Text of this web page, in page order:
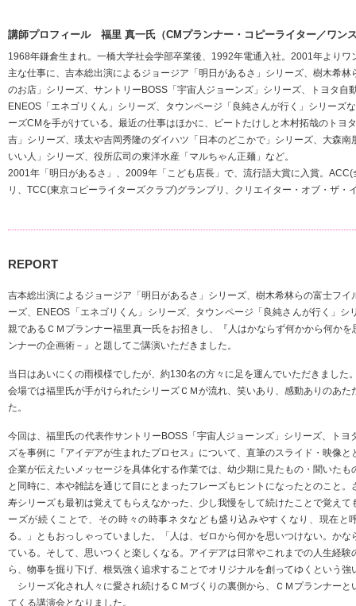
講師プロフィール 福里 真一氏（CMプランナー・コピーライター／ワン
1968年鎌倉生まれ。一橋大学社会学部卒業後、1992年電通入社。2001年よりワ
主な仕事に、吉本総出演によるジョージア「明日があるさ」シリーズ、樹木希
のお店」シリーズ、サントリーBOSS「宇宙人ジョーンズ」シリーズ、トヨタ自
ENEOS「エネゴリくん」シリーズ、タウンページ「良純さんが行く」シリーズ
ーズCMを手がけている。最近の仕事はほかに、ビートたけしと木村拓哉のトヨ
吉」シリーズ、瑛太や吉岡秀隆のダイハツ「日本のどこかで」シリーズ、大森南
いい人」シリーズ、役所広司の東洋水産「マルちゃん正麺」など。
2001年「明日があるさ」、2009年「こども店長」で、流行語大賞に入賞。
リ、TCC(東京コピーライターズクラブ)グランプリ、クリエイター・オブ・ザ・
REPORT
吉本総出演によるジョージア「明日があるさ」シリーズ、樹木希林らの富士フイ
ーズ、ENEOS「エネゴリくん」シリーズ、タウンページ「良純さんが行く」シ
親であるＣＭプランナー福里真一氏をお招きし、『人はかならず何かから何か
ンナーの企画術－』と題してご講演いただきました。
当日はあいにくの雨模様でしたが、約130名の方々に足を運んでいただきました
会場では福里氏が手がけられたシリーズＣＭが流れ、笑いあり、感動ありのあた
た。
今回は、福里氏の代表作サントリーBOSS「宇宙人ジョーンズ」シリーズ、トヨ
ズを事例に『アイデアが生まれたプロセス』について、直筆のスライド・映像
企業が伝えたいメッセージを具体化する作業では、幼少期に見たもの・聞いたも
と同時に、本や雑誌を通じて目にとまったフレーズもヒントになったとのこと
寿シリーズも最初は覚えてもらえなかった、少し我慢をして続けたことで覚えて
ーズが続くことで、その時々の時事ネタなども盛り込みやすくなり、現在と
る。」ともおっしゃっていました。「人は、ゼロから何かを思いつけない。か
ている。そして、思いつくと楽しくなる。アイデアは日常やこれまでの人生経験
ら、物事を掘り下げ、根気強く追求することでオリジナルを創ってゆくという
シリーズ化され人々に愛され続けるＣＭづくりの裏側から、ＣＭプランナーと
てくる講演会となりました。